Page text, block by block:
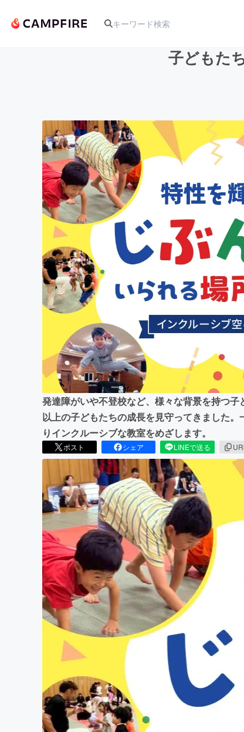
アート・写真
テクノロジー・ガジェット
映像・映画
ビジネス・起業
まちづくり・地域活性化
子どもた
発達障がいや不登校など、様々な背景を持つ
以上の子どもたちの成長を見守ってきました
りインクルーシブな教室をめざします。
ポスト シェア LINEで送る